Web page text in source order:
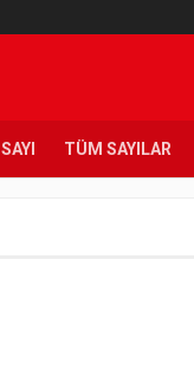
TÜM SAYILAR